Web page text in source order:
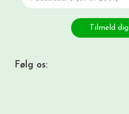
Tilmeld dig
Følg os: